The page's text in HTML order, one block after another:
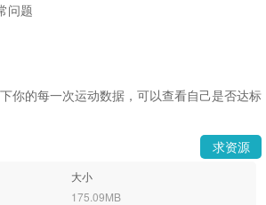
问题
你的每一次运动数据，可以查看自己是否达标
求资源
大小
175.09MB